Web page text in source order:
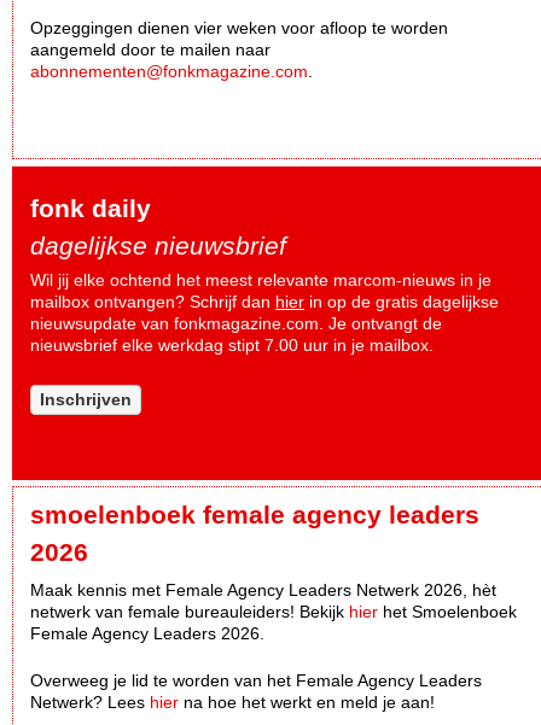
Opzeggingen dienen vier weken voor afloop te worden
aangemeld door te mailen naar
abonnementen@fonkmagazine.com
fonk daily
dagelijkse nieuwsbrief
Wil jij elke ochtend het meest relevante marcom-nieuws in je
mailbox ontvangen? Schrijf dan hier in op de gratis dagelijkse
nieuwsupdate van fonkmagazine.com. Je ontvangt de
nieuwsbrief elke werkdag stipt 7.00 uur in je mailbox.
Inschrijven
smoelenboek female agency leaders
2026
Maak kennis met Female Agency Leaders Netwerk 2026, hèt
netwerk van female bureauleiders! Bekijk hier het Smoelenboek
Female Agency Leaders 2026.
Overweeg je lid te worden van het Female Agency Leaders
Netwerk? Lees hier na hoe het werkt en meld je aan!